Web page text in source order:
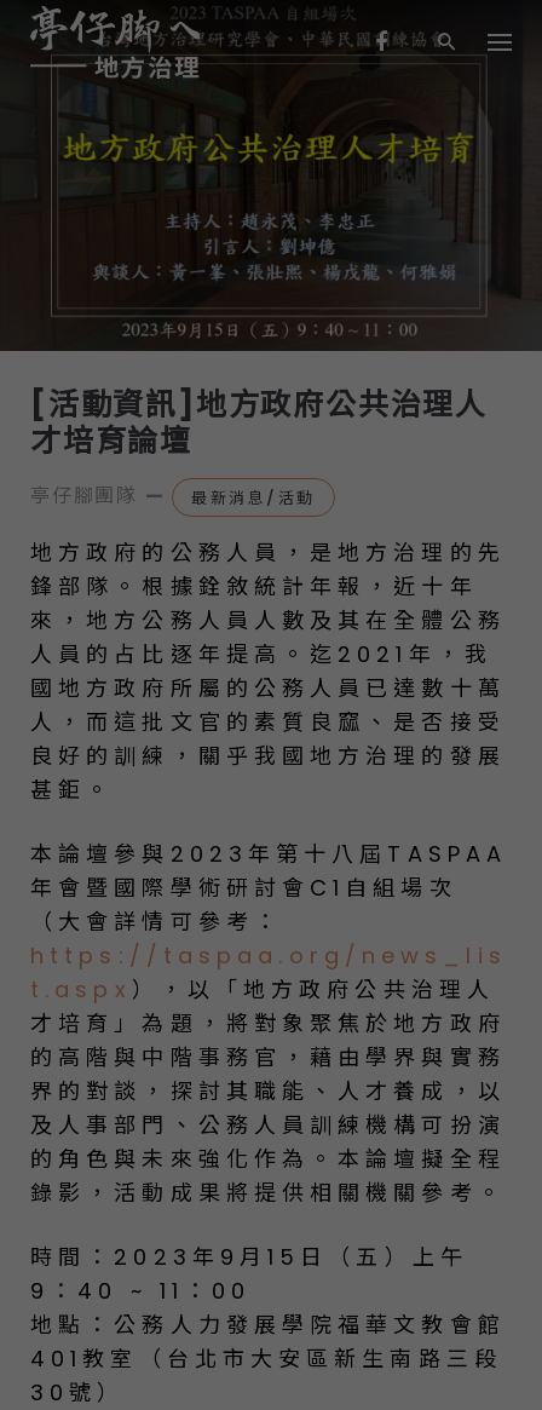
[活動資訊]地方政府公共治理人
才培育論壇
亭仔腳團隊 — 最新消息/活動
地方政府的公務人員，是地方治理的先
鋒部隊。根據銓敘統計年報，近十年
來，地方公務人員人數及其在全體公務
人員的占比逐年提高。迄2021年，我
國地方政府所屬的公務人員已達數十萬
人，而這批文官的素質良窳、是否接受
良好的訓練，關乎我國地方治理的發展
甚鉅。
本論壇參與2023年第十八屆TASPAA
年會暨國際學術研討會C1自組場次
（大會詳情可參考：
https://taspaa.org/news_lis
t.aspx ），以「地方政府公共治理人
才培育」為題，將對象聚焦於地方政府
的高階與中階事務官，藉由學界與實務
界的對談，探討其職能、人才養成，以
及人事部門、公務人員訓練機構可扮演
的角色與未來強化作為。本論壇擬全程
錄影，活動成果將提供相關機關參考。
時間：2023年9月15日（五）上午
9：40 ~ 11：00
地點：公務人力發展學院福華文教會館
401教室（台北市大安區新生南路三段
30號）